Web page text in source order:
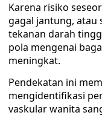
Karena risiko
gagal jantung, atau
tekanan darah
pola mengenai
meningkat.
Pendekatan ini
mengidentifikasi
vaskular wanita